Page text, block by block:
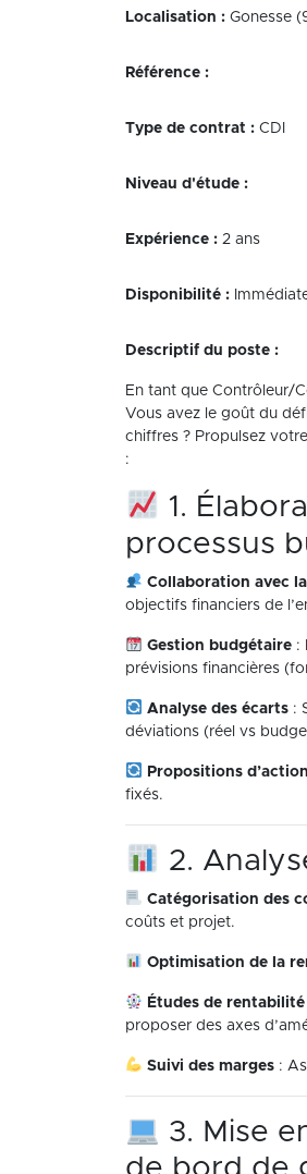
Localisation : Gonesse
Référence :
Type de contrat : CDI
Niveau d'étude :
Expérience : 2 ans
Disponibilité :
Descriptif du poste :
En tant que Contrôleur/
Vous avez le goût du
chiffres ? Propulsez
:
1.
processus
Collaboration avec
objectifs financiers de
Gestion budgétaire:
prévisions financières
Analyse des écarts:
déviations (réel vs
Propositions
fixés.
2.
Catégorisation des
coûts et projet.
Optimisation de la
Études de rentabilité
proposer des axes
Suivi des marges:
3. Mise